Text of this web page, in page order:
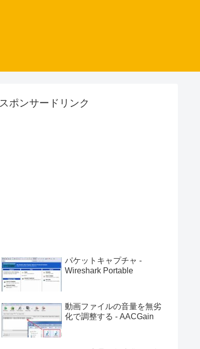
スポンサードリンク
パケットキャプチャ -
Wireshark Portable
動画ファイルの音量を無劣
化で調整する - AACGain